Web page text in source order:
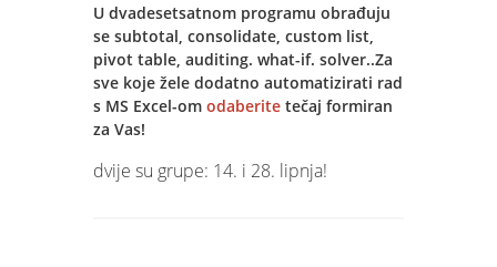
U dvadesetsatnom programu obrađuju
se subtotal, consolidate, custom list,
pivot table, auditing. what-if. solver..Za
sve koje žele dodatno automatizirati rad
s MS Excel-om odaberite tečaj formiran
za Vas!
dvije su grupe: 14. i 28. lipnja!